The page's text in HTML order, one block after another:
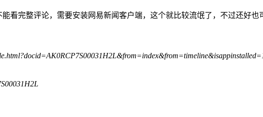
看完整评论，需要安装网易新闻客户端，这个就比较流氓了，不过还好